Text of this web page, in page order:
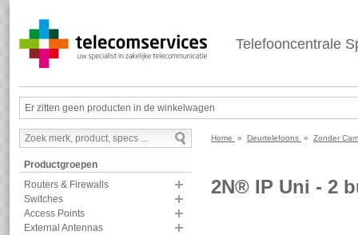
Telefooncentrale
Er zitten geen producten in de winkelwagen
Productgroepen
Routers & Firewalls
Switches
Access Points
External Antennas
Home » Deurtelefoons » Zonder
2N® IP Uni - 2